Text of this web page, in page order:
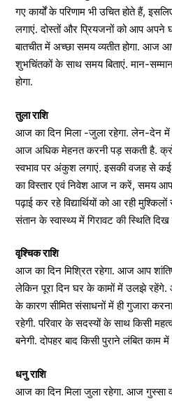
गए कार्यों के परिणाम भी उचित होते हैं,
लगाएं. दोस्तों और प्रियजनों को आप
बातचीत में अच्छा समय व्यतीत होगा.
शुभचिंतकों के साथ समय बिताएं. मान-
होगा.
तुला राशि
आज का दिन मिला -जुला रहेगा. लेन-देन
आज अधिक मेहनत करनी पड़ सकती है.
स्वभाव पर अंकुश लगाएं. इसकी वजह से कई
का विस्तार एवं निवेश आज न करें, समय
पढ़ाई कर रहे विद्यार्थियों को आ रही
संतान के स्वास्थ्य में गिरावट की स्थिति दिख
वृश्चिक राशि
आज का दिन मिश्रित रहेगा. आज आप
लेकिन पूरा दिन घर के कामों में उलझे रहेंगे.
के कारण सीमित संसाधनों में ही गुजारा
रहेगी. परिवार के सदस्यों के साथ किसी
बनेगी. दोपहर बाद किसी पुराने लंबित काम
धनु राशि
आज का दिन मिला जुला रहेगा. आज गुस्सा